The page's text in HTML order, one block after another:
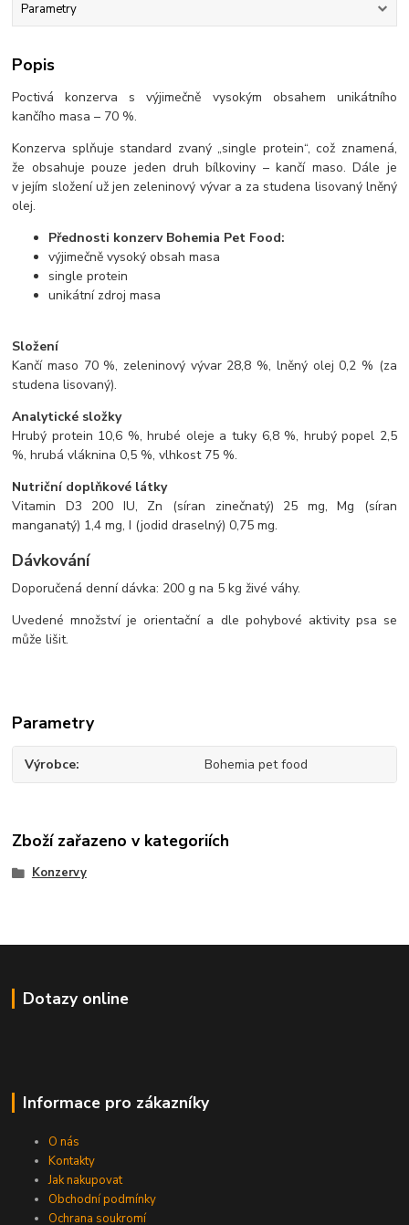
Parametry
Popis
Poctivá konzerva s výjimečně vysokým obsahem unikátního
kančího masa – 70 %.
Konzerva splňuje standard zvaný „single protein“, což znamená,
že obsahuje pouze jeden druh bílkoviny – kančí maso. Dále je
v jejím složení už jen zeleninový vývar a za studena lisovaný lněný
olej.
Přednosti konzerv Bohemia Pet Food:
výjimečně vysoký obsah masa
single protein
unikátní zdroj masa
Složení
Kančí maso 70 %, zeleninový vývar 28,8 %, lněný olej 0,2 % (za
studena lisovaný).
Analytické složky
Hrubý protein 10,6 %, hrubé oleje a tuky 6,8 %, hrubý popel 2,5
%, hrubá vláknina 0,5 %, vlhkost 75 %.
Nutriční doplňkové látky
Vitamin D3 200 IU, Zn (síran zinečnatý) 25 mg, Mg (síran
manganatý) 1,4 mg, I (jodid draselný) 0,75 mg.
Dávkování
Doporučená denní dávka: 200 g na 5 kg živé váhy.
Uvedené množství je orientační a dle pohybové aktivity psa se
může lišit.
Parametry
Výrobce Bohemia pet food
Zboží zařazeno v kategoriích
Konzervy
Dotazy online
Informace pro zákazníky
O nás
Kontakty
Jak nakupovat
Obchodní podmínky
Ochrana soukromí